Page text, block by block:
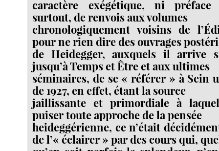
caractère exégétique, ni
surtout, de renvois aux volumes
chronologiquement voisins de
pour ne rien dire des ouvrages
de Heidegger, auxquels il arrive
jusqu’à Temps et Être et aux ultimes
séminaires, de se « référer » à Sein
de 1927, en effet, étant la source
jaillissante et primordiale à
puiser toute approche de la pensée
heideggérienne, ce n’était
de l’« éclairer » par des cours qui,